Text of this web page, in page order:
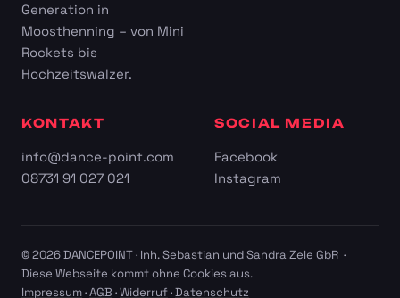
Generation in
Moosthenning – von Mini
Rockets bis
Hochzeitswalzer.
KONTAKT
info@dance-point.com
08731 91 027 021
SOCIAL MEDIA
Facebook
Instagram
© 2026 DANCEPOINT · Inh. Sebastian und Sandra Zele GbR ·
Diese Webseite kommt ohne Cookies aus.
Impressum·AGB ·Widerruf·Datenschutz